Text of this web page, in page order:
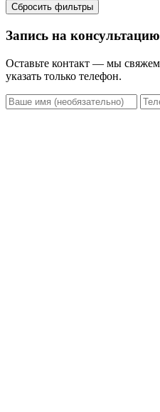
Сбросить фильтры
Запись на консультацию
Оставьте контакт — мы
указать только телефон.